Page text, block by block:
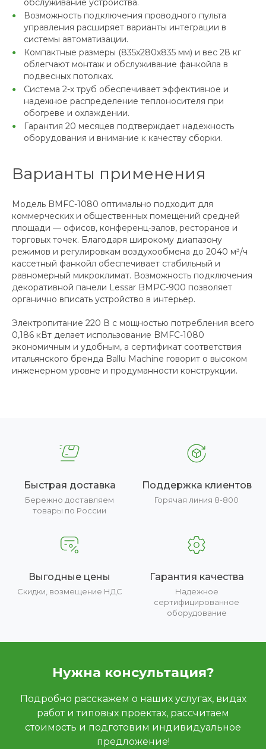
обслуживание устройства.
Возможность подключения проводного пульта
управления расширяет варианты интеграции в
системы автоматизации.
Компактные размеры (835x280x835 мм) и вес 28 кг
облегчают монтаж и обслуживание фанкойла в
подвесных потолках.
Система 2-х труб обеспечивает эффективное и
надежное распределение теплоносителя при
обогреве и охлаждении.
Гарантия 20 месяцев подтверждает надежность
оборудования и внимание к качеству сборки.
Варианты применения
Модель BMFC-1080 оптимально подходит для
коммерческих и общественных помещений средней
площади — офисов, конференц-залов, ресторанов и
торговых точек. Благодаря широкому диапазону
режимов и регулировкам воздухообмена до 2040 м³/ч
кассетный фанкойл обеспечивает стабильный и
равномерный микроклимат. Возможность подключения
декоративной панели Lessar BMPC-900 позволяет
органично вписать устройство в интерьер.
Электропитание 220 В с мощностью потребления всего
0,186 кВт делает использование BMFC-1080
экономичным и удобным, а сертификат соответствия
итальянского бренда Ballu Machine говорит о высоком
инженерном уровне и продуманности конструкции.
Быстрая доставка
Бережно доставляем
товары по России
Поддержка клиентов
Горячая линия 8-800
Выгодные цены
Скидки, возмещение НДС
Гарантия качества
Надежное
сертифицированное
оборудование
Нужна консультация?
Подробно расскажем о наших услугах, видах
работ и типовых проектах, рассчитаем
стоимость и подготовим индивидуальное
предложение!